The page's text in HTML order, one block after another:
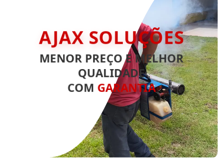
AJAX SOLUÇÕES
MENOR PREÇO E MELHOR
QUALIDADE
COM GARANTIA